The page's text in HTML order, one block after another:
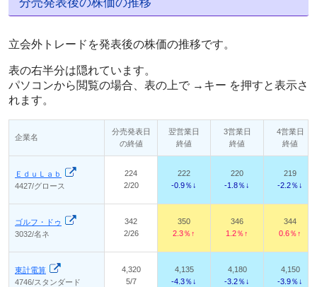
立会外トレードを発表後の株価の推移です。
表の右半分は隠れています。
パソコンから閲覧の場合、表の上で →キー を押すと表示さ
れます。
企業名
分売発表日
の終値
翌営業日
終値
3営業日
終値
4営業日
終値
ＥｄｕＬａｂ
4427/グロース
224
2/20
222
-0.9％↓
220
-1.8％↓
219
-2.2％↓
ゴルフ・ドゥ
3032/名ネ
342
2/26
350
2.3％↑
346
1.2％↑
344
0.6％↑
東計電算
4746/スタンダード
4,320
5/7
4,135
-4.3％↓
4,180
-3.2％↓
4,150
-3.9％↓